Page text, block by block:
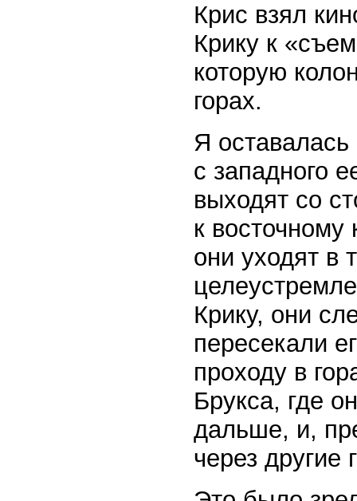
Крис взял
Крику к
которую
горах.
Я
с западного
выходят со
к
они уходят в
Крику, они
пересекали
проходу в
Брукса, где
дальше, и,
через